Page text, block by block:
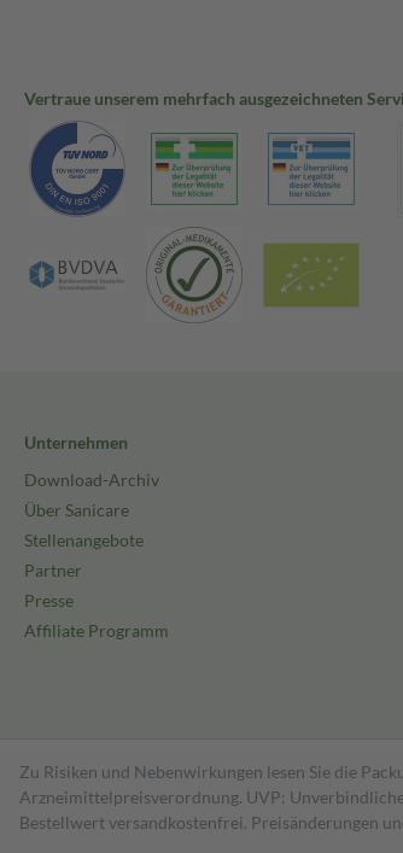
Vertraue unserem mehrfach ausgezeichneten
Unternehmen
Download-Archiv
Über Sanicare
Stellenangebote
Partner
Presse
Affiliate Programm
Zu Risiken und Nebenwirkungen lesen Sie die
Arzneimittelpreisverordnung. UVP:
Bestell­wert versand­kosten­frei. Preisänderungen